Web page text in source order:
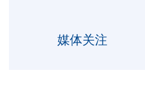
媒体关注